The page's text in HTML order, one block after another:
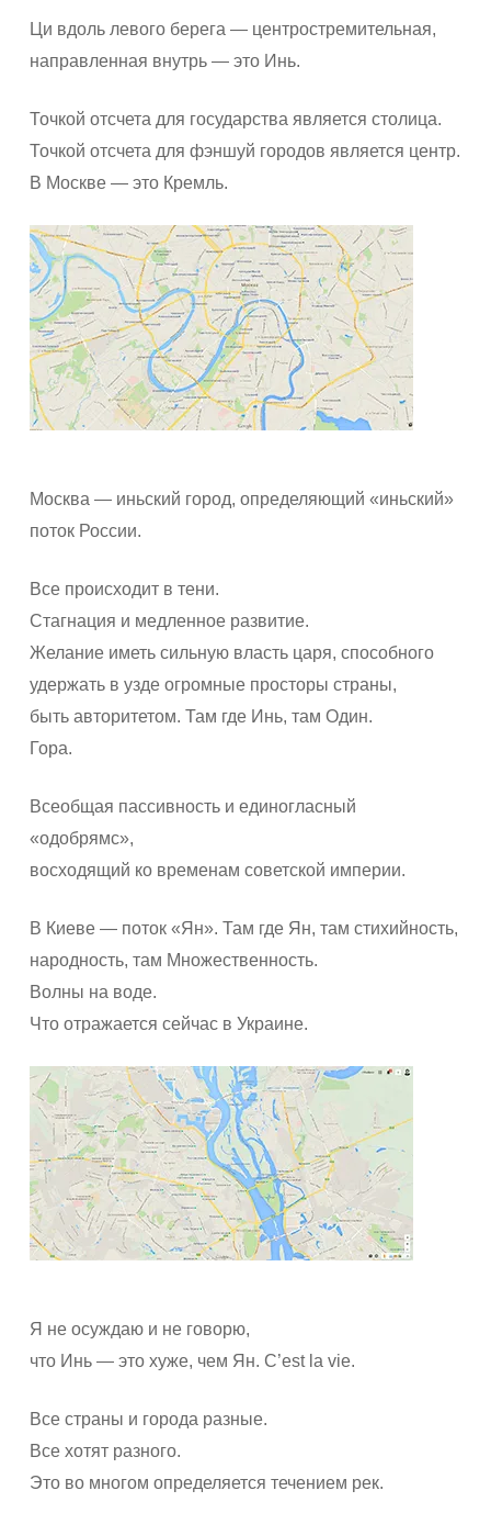
Ци вдоль левого берега — центростремительная,
направленная внутрь — это Инь.
Точкой отсчета для государства является столица.
Точкой отсчета для фэншуй городов является центр.
В Москве — это Кремль.
Москва — иньский город, определяющий «иньский»
поток России.
Все происходит в тени.
Стагнация и медленное развитие.
Желание иметь сильную власть царя, способного
удержать в узде огромные просторы страны,
быть авторитетом. Там где Инь, там Один.
Гора.
Всеобщая пассивность и единогласный
«одобрямс»,
восходящий ко временам советской империи.
В Киеве — поток «Ян». Там где Ян, там стихийность,
народность, там Множественность.
Волны на воде.
Что отражается сейчас в Украине.
Я не осуждаю и не говорю,
что Инь — это хуже, чем Ян. C’est la vie.
Все страны и города разные.
Все хотят разного.
Это во многом определяется течением рек.